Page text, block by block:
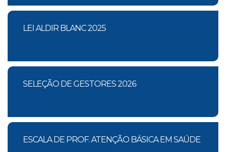
LEI ALDIR BLANC 2025
SELEÇÃO DE GESTORES 2026
ESCALA DE PROF. ATENÇÃO BÁSICA EM SAÚDE